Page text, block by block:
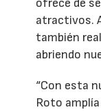
ofrece de
atractivos.
también
abriendo
“Con esta
Roto